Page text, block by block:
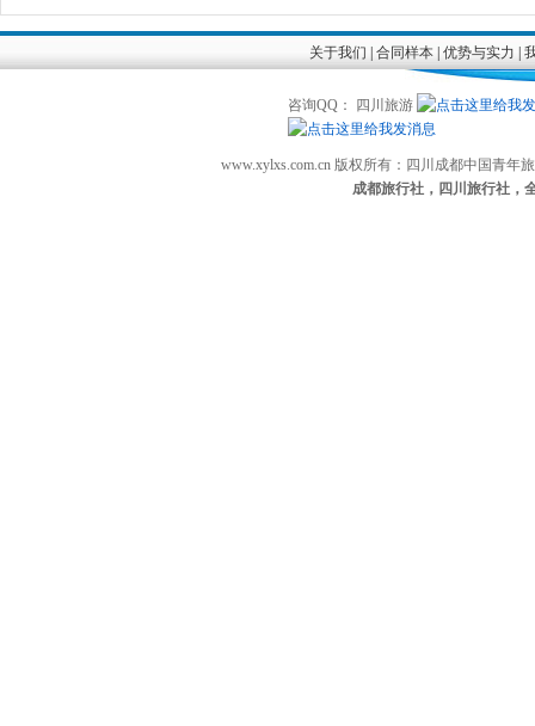
关于我们 | 合同样本| 优势与实力 |
咨询QQ： 四川旅游
www.xylxs.com.cn 版权所有：四川成都中国青
成都旅行社，四川旅行社，